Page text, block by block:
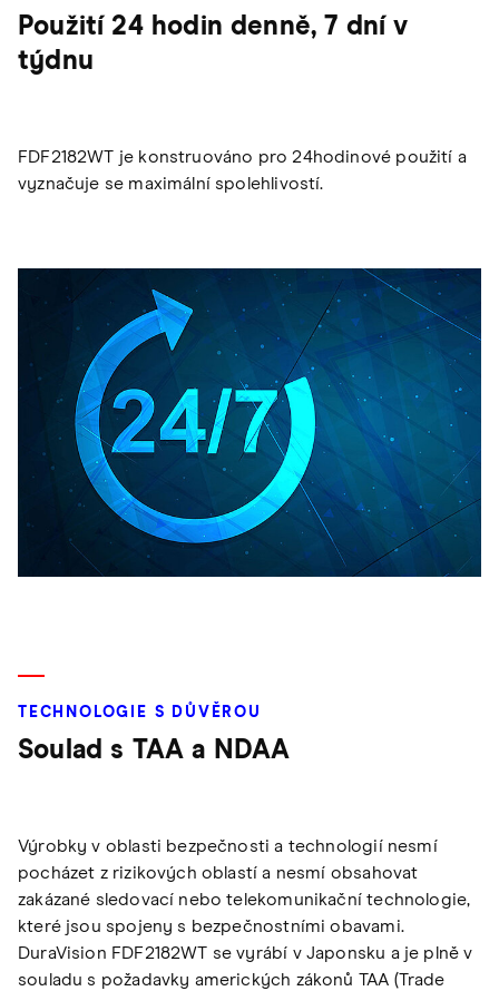
Použití 24 hodin denně, 7 dní v
týdnu
FDF2182WT je konstruováno pro 24hodinové použití a
vyznačuje se maximální spolehlivostí.
TECHNOLOGIE S DŮVĚROU
Soulad s TAA a NDAA
Výrobky v oblasti bezpečnosti a technologií nesmí
pocházet z rizikových oblastí a nesmí obsahovat
zakázané sledovací nebo telekomunikační technologie,
které jsou spojeny s bezpečnostními obavami.
DuraVision FDF2182WT se vyrábí v Japonsku a je plně v
souladu s požadavky amerických zákonů TAA (Trade